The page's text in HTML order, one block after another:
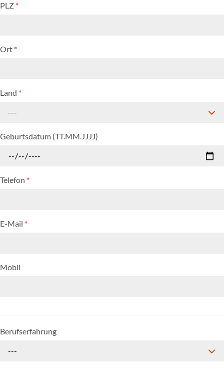
PLZ *
Ort *
Land *
---
Geburtsdatum (TT.MM.JJJJ)
Telefon *
E-Mail *
Mobil
Berufserfahrung
---